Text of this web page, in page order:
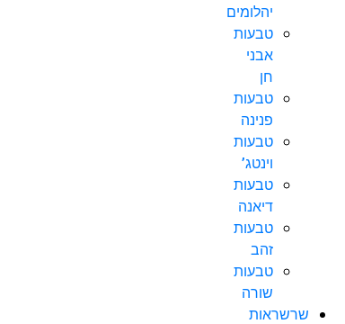
יהלומים
טבעות
אבני
חן
טבעות
פנינה
טבעות
וינטג’
טבעות
דיאנה
טבעות
זהב
טבעות
שורה
שרשראות